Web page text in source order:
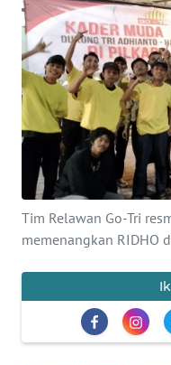
Tim Relawan Go-Tri
memenangkan RIDHO
OPINI
Informasi
INDEKS
BERITA
KONTAK
KAMI
IKLAN
TENTANG